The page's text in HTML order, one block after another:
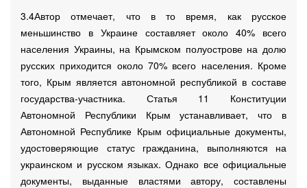
3.4Автор отмечает, что в то время, как русское
меньшинство в Украине составляет около 40% всего
населения Украины, на Крымском полуострове на долю
русских приходится около 70% всего населения. Кроме
того, Крым является автономной республикой в составе
государства-участника. Статья 11 Конституции
Автономной Республики Крым устанавливает, что в
Автономной Республике Крым официальные документы,
удостоверяющие статус гражданина, выполняются на
украинском и русском языках. Однако все официальные
документы, выданные властями автору, составлены